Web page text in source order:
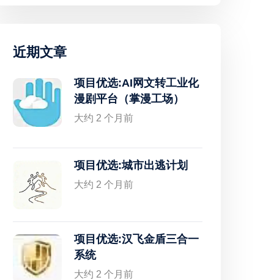
近期文章
项目优选:AI网文转工业化
漫剧平台（掌漫工场）
大约 2 个月前
项目优选:城市出逃计划
大约 2 个月前
项目优选:汉飞金盾三合一
系统
大约 2 个月前